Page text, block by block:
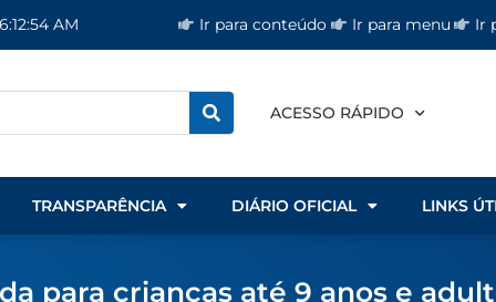
AM Ir para conteúdo Ir para menu Ir
ACESSO RÁPIDO
TRANSPARÊNCIA DIÁRIO OFICIAL LINKS
para crianças até 9 anos e